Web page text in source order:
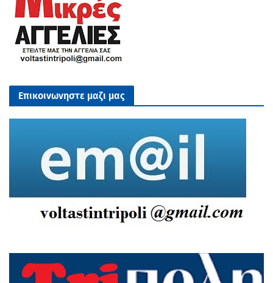
Επικοινωνηστε μαζι μας